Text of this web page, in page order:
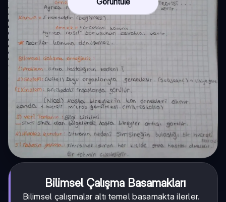
Bilimsel Çalışma Basamakları
Bilimsel çalışmalar altı temel basamakta ilerler.